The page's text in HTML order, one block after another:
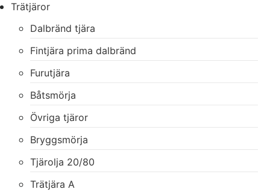
Trätjäror
Dalbränd tjära
Fintjära prima dalbränd
Furutjära
Båtsmörja
Övriga tjäror
Bryggsmörja
Tjärolja 20/80
Trätjära A